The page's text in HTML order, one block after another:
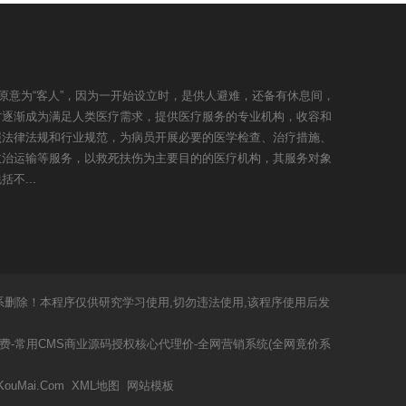
为“客人”，因为一开始设立时，是供人避难，还备有休息间，
渐成为满足人类医疗需求，提供医疗服务的专业机构，收容和
律法规和行业规范，为病员开展必要的医学检查、治疗措施、
运输等服务，以救死扶伤为主要目的的医疗机构，其服务对象
不...
除！本程序仅供研究学习使用,切勿违法使用,该程序使用后发
-常用CMS商业源码授权核心代理价-全网营销系统(全网竟价系
XML地图 网站模板